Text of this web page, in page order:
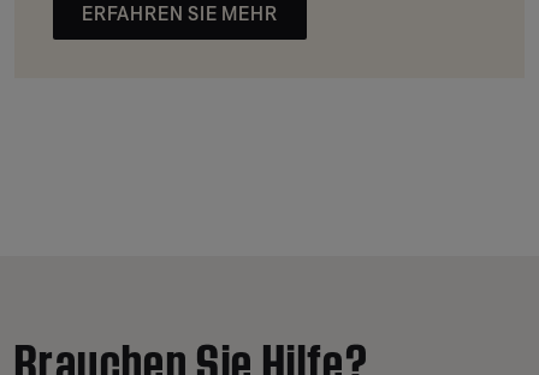
ERFAHREN SIE MEHR
Brauchen Sie Hilfe?